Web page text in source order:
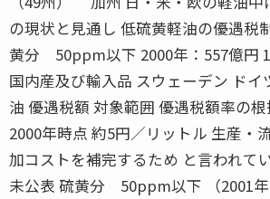
の現状と見通し 低硫黄軽油の優遇税
黄分 50ppm以下 2000年：557億円
国内産及び輸入品 スウェーデン ドイ
油 優遇税額 対象範囲 優遇税額率の
2000年時点 約5円／リットル 生産・
加コストを補完するため と言われて
未公表 硫黄分 50ppm以下 （2001年